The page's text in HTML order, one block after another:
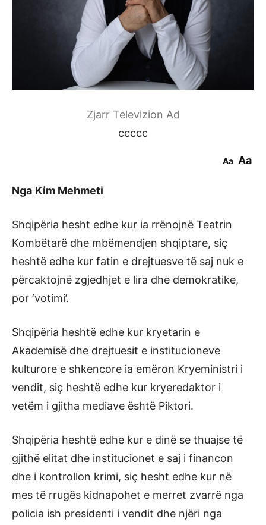
Zjarr Televizion Ad
ccccc
Aa Aa
Nga Kim Mehmeti
Shqipëria hesht edhe kur ia rrënojnë Teatrin
Kombëtarë dhe mbëmendjen shqiptare, siç
heshtë edhe kur fatin e drejtuesve të saj nuk e
përcaktojnë zgjedhjet e lira dhe demokratike,
por ‘votimi’.
Shqipëria heshtë edhe kur kryetarin e
Akademisë dhe drejtuesit e institucioneve
kulturore e shkencore ia emëron Kryeministri i
vendit, siç heshtë edhe kur kryeredaktor i
vetëm i gjitha mediave është Piktori.
Shqipëria heshtë edhe kur e dinë se thuajse të
gjithë elitat dhe institucionet e saj i financon
dhe i kontrollon krimi, siç hesht edhe kur në
mes të rrugës kidnapohet e merret zvarrë nga
policia ish presidenti i vendit dhe njëri nga